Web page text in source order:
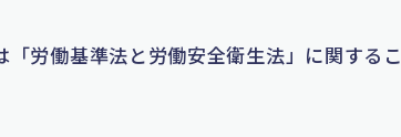
労働基準法と労働安全衛生法」に関するこ